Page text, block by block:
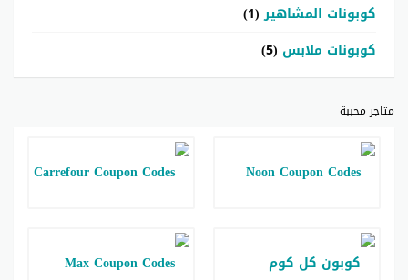
كوبونات المشاهير(1)
كوبونات ملابس (5)
متاجر محببة